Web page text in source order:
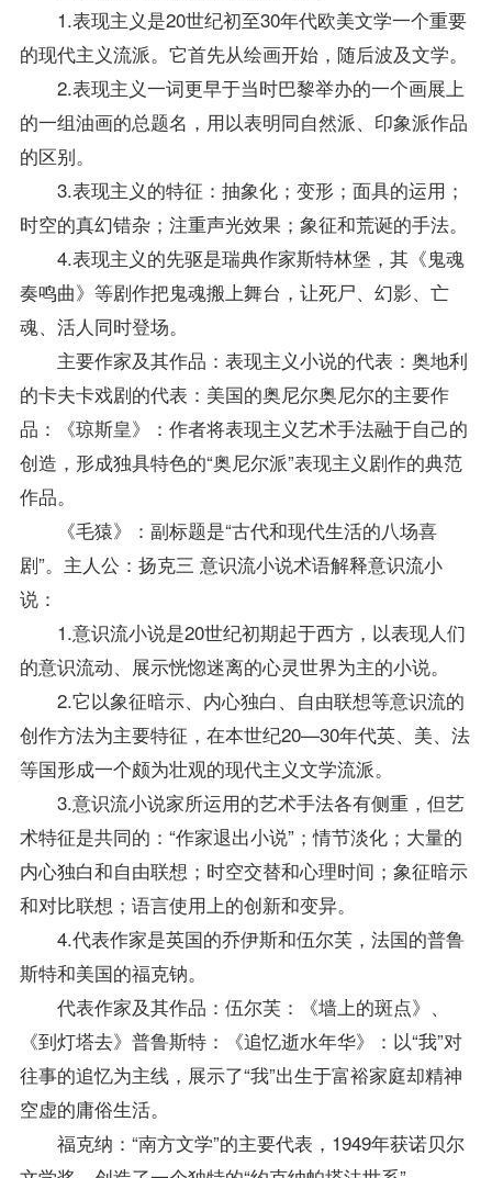
1.表现主义是20世纪初至30年代欧美文学一个重要
的现代主义流派。它首先从绘画开始，随后波及文学。
2.表现主义一词更早于当时巴黎举办的一个画展上
的一组油画的总题名，用以表明同自然派、印象派作品
的区别。
3.表现主义的特征：抽象化；变形；面具的运用；
时空的真幻错杂；注重声光效果；象征和荒诞的手法。
4.表现主义的先驱是瑞典作家斯特林堡，其《鬼魂
奏鸣曲》等剧作把鬼魂搬上舞台，让死尸、幻影、亡
魂、活人同时登场。
主要作家及其作品：表现主义小说的代表：奥地利
的卡夫卡戏剧的代表：美国的奥尼尔奥尼尔的主要作
品：《琼斯皇》：作者将表现主义艺术手法融于自己的
创造，形成独具特色的“奥尼尔派”表现主义剧作的典范
作品。
《毛猿》：副标题是“古代和现代生活的八场喜
剧”。主人公：扬克三 意识流小说术语解释意识流小
说：
1.意识流小说是20世纪初期起于西方，以表现人们
的意识流动、展示恍惚迷离的心灵世界为主的小说。
2.它以象征暗示、内心独白、自由联想等意识流的
创作方法为主要特征，在本世纪20—30年代英、美、法
等国形成一个颇为壮观的现代主义文学流派。
3.意识流小说家所运用的艺术手法各有侧重，但艺
术特征是共同的：“作家退出小说”；情节淡化；大量的
内心独白和自由联想；时空交替和心理时间；象征暗示
和对比联想；语言使用上的创新和变异。
4.代表作家是英国的乔伊斯和伍尔芙，法国的普鲁
斯特和美国的福克钠。
代表作家及其作品：伍尔芙：《墙上的斑点》、
《到灯塔去》普鲁斯特：《追忆逝水年华》：以“我”对
往事的追忆为主线，展示了“我”出生于富裕家庭却精神
空虚的庸俗生活。
福克纳：“南方文学”的主要代表，1949年获诺贝尔